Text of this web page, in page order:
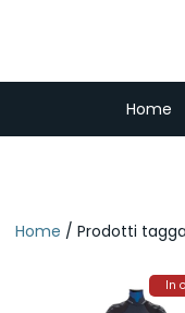
Home
Home / Prodotti
In